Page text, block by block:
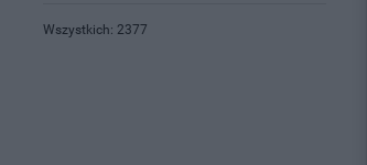
Wszystkich: 2377